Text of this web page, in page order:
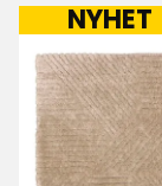
NYHET